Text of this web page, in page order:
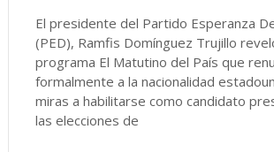
El presidente del Partido Esperanza
(PED), Ramfis Domínguez Trujillo
programa El Matutino del País que
formalmente a la nacionalidad
miras a habilitarse como candidato
las elecciones de